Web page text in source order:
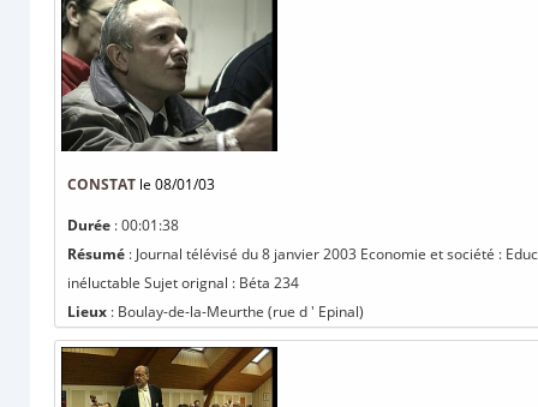
CONSTAT le 08/01/03
Durée : 00:01:38
Résumé : Journal télévisé du 8 janvier 2003 Economie et société :
inéluctable Sujet orignal : Béta 234
Lieux : Boulay-de-la-Meurthe (rue d ' Epinal)